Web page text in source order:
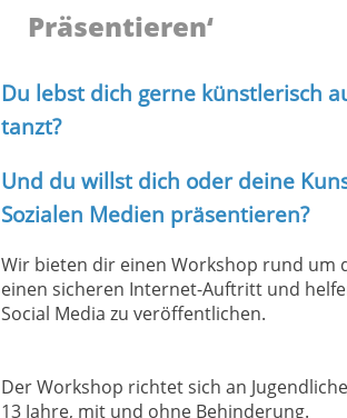
Präsentieren‘
Du lebst dich gerne künstlerisch
tanzt?
Und du willst dich oder deine
Sozialen Medien präsentieren?
Wir bieten dir einen Workshop rund um
einen sicheren Internet-Auftritt und
Social Media zu veröffentlichen.
Der Workshop richtet sich an
13 Jahre, mit und ohne Behinderung.